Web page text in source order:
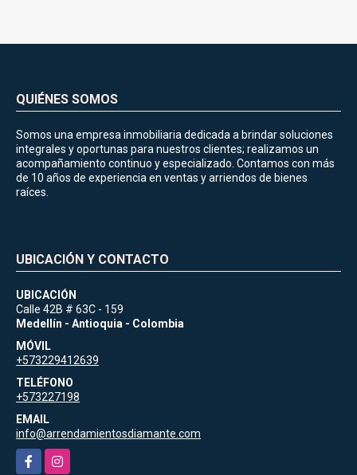
QUIÉNES SOMOS
Somos una empresa inmobiliaria dedicada a brindar soluciones
integrales y oportunas para nuestros clientes; realizamos un
acompañamiento continuo y especializado. Contamos con más
de 10 años de experiencia en ventas y arriendos de bienes
raíces.
UBICACIÓN Y CONTACTO
UBICACIÓN
Calle 42B # 63C - 159
Medellín - Antioquia - Colombia
MÓVIL
+573229412639
TELÉFONO
+573227198
EMAIL
info@arrendamientosdiamante.com
FacebookInstagram